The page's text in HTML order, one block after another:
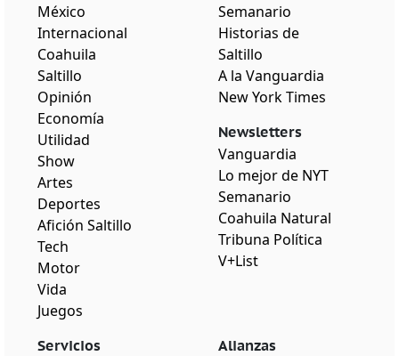
México
Internacional
Coahuila
Saltillo
Opinión
Economía
Utilidad
Show
Artes
Deportes
Afición Saltillo
Tech
Motor
Vida
Juegos
Semanario
Historias de
Saltillo
A la Vanguardia
New York Times
Newsletters
Vanguardia
Lo mejor de NYT
Semanario
Coahuila Natural
Tribuna Política
V+List
Servicios Alianzas